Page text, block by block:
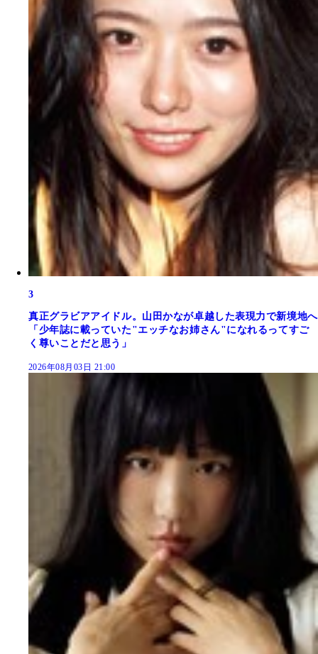
3
真正グラビアアイドル。山田かなが卓越した表現力で新境地へ
「少年誌に載っていた"エッチなお姉さん"になれるってすご
く尊いことだと思う」
2026年08月03日 21:00